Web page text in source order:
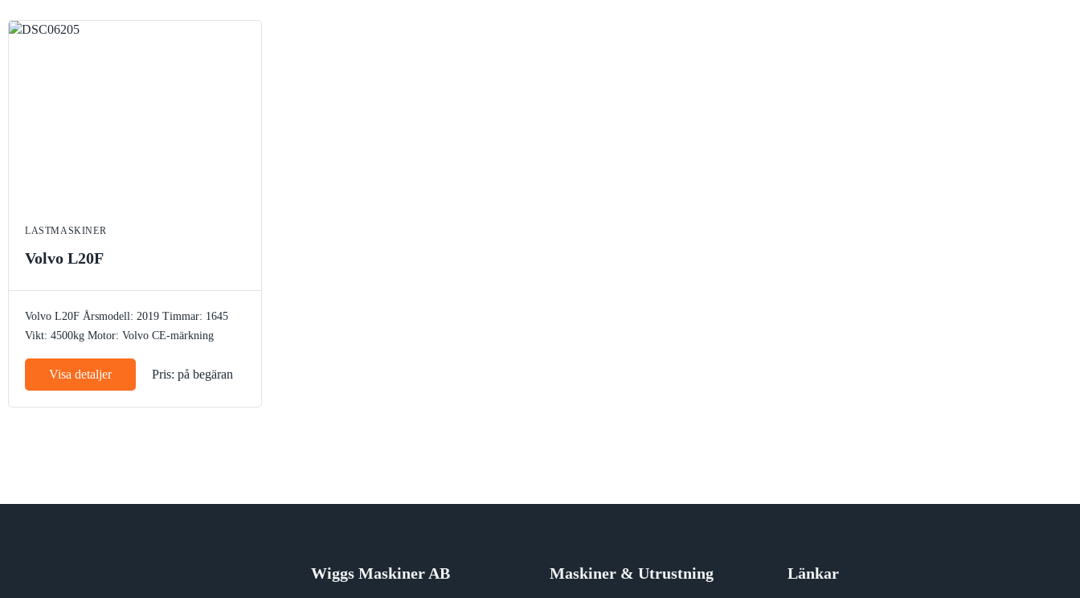
LASTMASKINER
Volvo L20F
Volvo L20F Årsmodell: 2019 Timmar: 1645
Vikt: 4500kg Motor: Volvo CE-märkning
Visa detaljer Pris: på begäran
Wiggs Maskiner AB Maskiner & Utrustning Länkar